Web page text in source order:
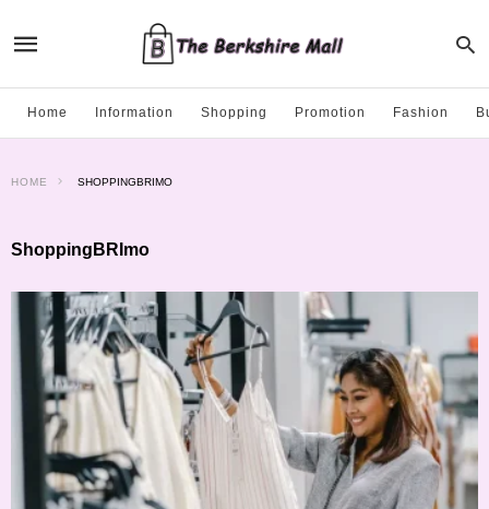
Home Information Shopping Promotion Fashion
HOME SHOPPINGBRIMO
ShoppingBRImo